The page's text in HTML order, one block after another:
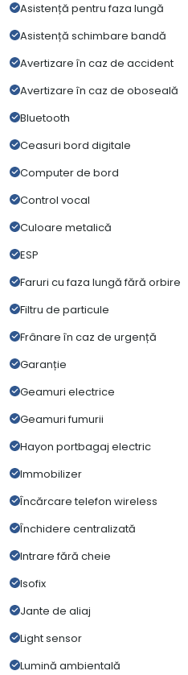
Asistență pentru faza lungă
Asistență schimbare bandă
Avertizare în caz de accident
Avertizare în caz de oboseală
Bluetooth
Ceasuri bord digitale
Computer de bord
Control vocal
Culoare metalică
ESP
Faruri cu faza lungă fără orbire
Filtru de particule
Frânare în caz de urgență
Garanție
Geamuri electrice
Geamuri fumurii
Hayon portbagaj electric
Immobilizer
Încărcare telefon wireless
Închidere centralizată
Intrare fără cheie
Isofix
Jante de aliaj
Light sensor
Lumină ambientală